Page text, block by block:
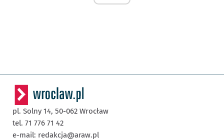
pl. Solny 14, 50-062 Wrocław
tel. 71 776 71 42
e-mail: redakcja@araw.pl